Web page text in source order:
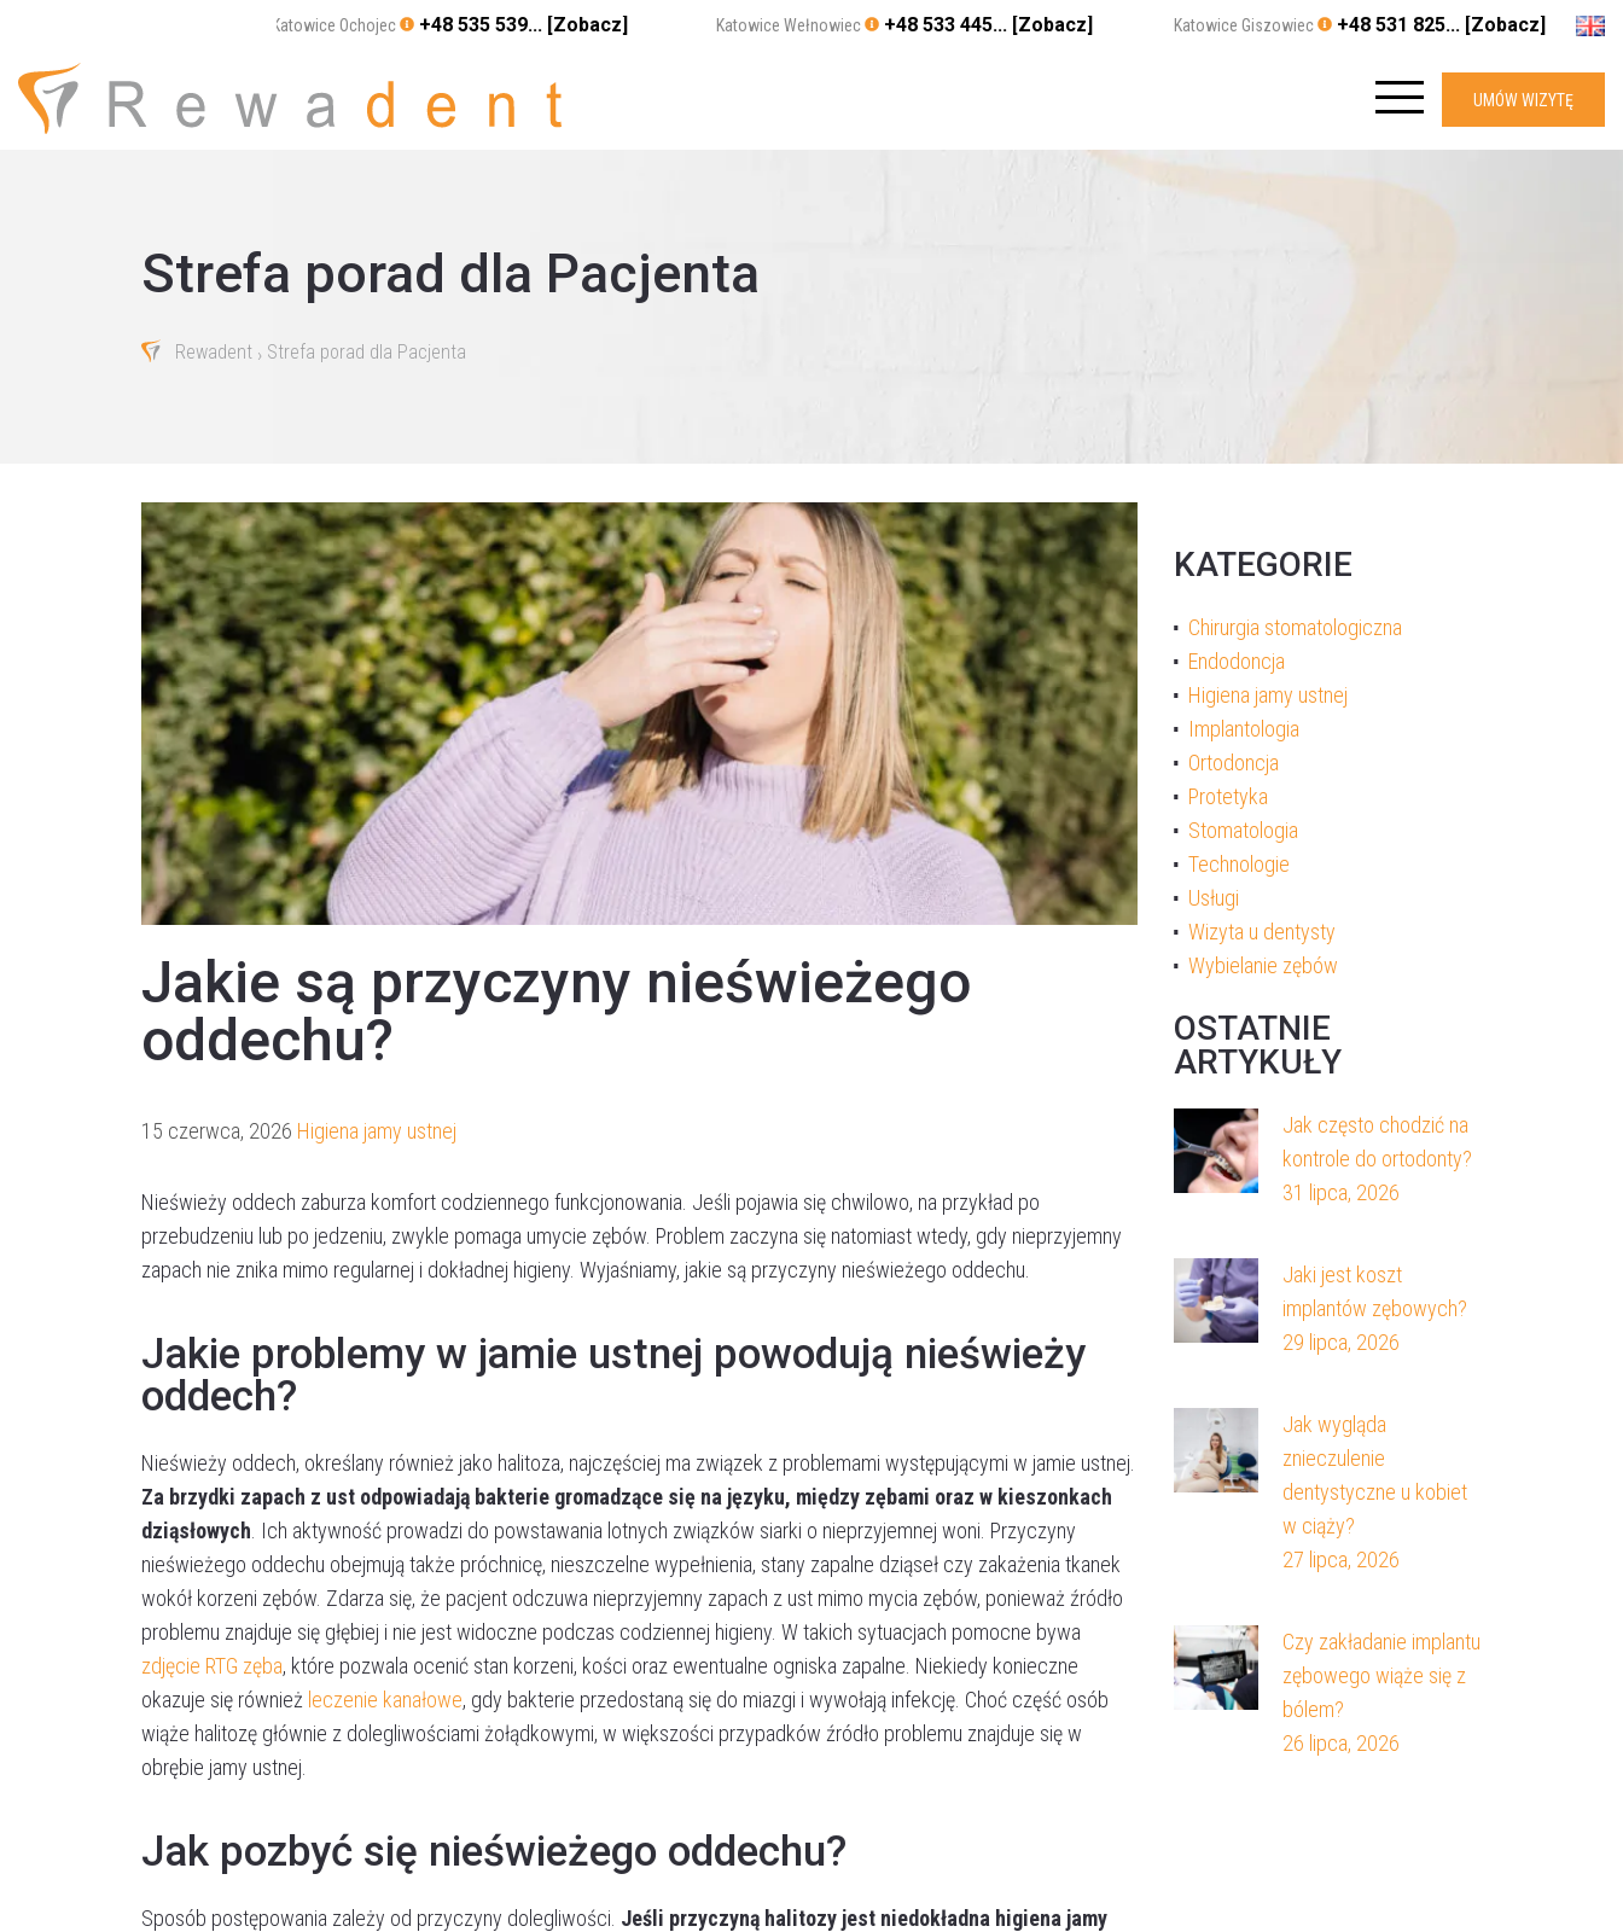
Katowice Giszowiec +48 531 825... [Zobacz]
Katowice Wełnowiec +48 533 445... [Zobacz]
Katowice Ochojec +48 535 539... [Zobacz]
UMÓW WIZYTĘ
Strefa porad dla Pacjenta
Rewadent › Strefa porad dla Pacjenta
Jakie są przyczyny nieświeżego
oddechu?
15 czerwca, 2026 Higiena jamy ustnej
Nieświeży oddech zaburza komfort codziennego funkcjonowania. Jeśli pojawia się chwilowo, na przykład po
przebudzeniu lub po jedzeniu, zwykle pomaga umycie zębów. Problem zaczyna się natomiast wtedy, gdy nieprzyjemny
zapach nie znika mimo regularnej i dokładnej higieny. Wyjaśniamy, jakie są przyczyny nieświeżego oddechu.
Jakie problemy w jamie ustnej powodują nieświeży
oddech?
Nieświeży oddech, określany również jako halitoza, najczęściej ma związek z problemami występującymi w jamie ustnej.
Za brzydki zapach z ust odpowiadają bakterie gromadzące się na języku, między zębami oraz w kieszonkach
dziąsłowych . Ich aktywność prowadzi do powstawania lotnych związków siarki o nieprzyjemnej woni. Przyczyny
nieświeżego oddechu obejmują także próchnicę, nieszczelne wypełnienia, stany zapalne dziąseł czy zakażenia tkanek
wokół korzeni zębów. Zdarza się, że pacjent odczuwa nieprzyjemny zapach z ust mimo mycia zębów, ponieważ źródło
problemu znajduje się głębiej i nie jest widoczne podczas codziennej higieny. W takich sytuacjach pomocne bywa
zdjęcie RTG zęba, które pozwala ocenić stan korzeni, kości oraz ewentualne ogniska zapalne. Niekiedy konieczne
okazuje się również leczenie kanałowe, gdy bakterie przedostaną się do miazgi i wywołają infekcję. Choć część osób
wiąże halitozę głównie z dolegliwościami żołądkowymi, w większości przypadków źródło problemu znajduje się w
obrębie jamy ustnej.
Jak pozbyć się nieświeżego oddechu?
Sposób postępowania zależy od przyczyny dolegliwości. Jeśli przyczyną halitozy jest niedokładna higiena jamy
KATEGORIE
Chirurgia stomatologiczna
Endodoncja
Higiena jamy ustnej
Implantologia
Ortodoncja
Protetyka
Stomatologia
Technologie
Usługi
Wizyta u dentysty
Wybielanie zębów
OSTATNIE
ARTYKUŁY
Jak często chodzić na
kontrole do ortodonty?
31 lipca, 2026
Jaki jest koszt
implantów zębowych?
29 lipca, 2026
Jak wygląda
znieczulenie
dentystyczne u kobiet
w ciąży?
27 lipca, 2026
Czy zakładanie implantu
zębowego wiąże się z
bólem?
26 lipca, 2026